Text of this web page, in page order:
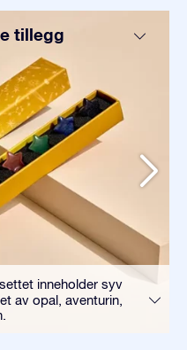
tillegg
inneholder syv
av opal, aventurin,